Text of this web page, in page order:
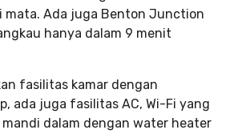
mata. Ada juga Benton Junction
hanya dalam 9 menit
fasilitas kamar dengan
ada juga fasilitas AC, Wi-Fi yang
dalam dengan water heater